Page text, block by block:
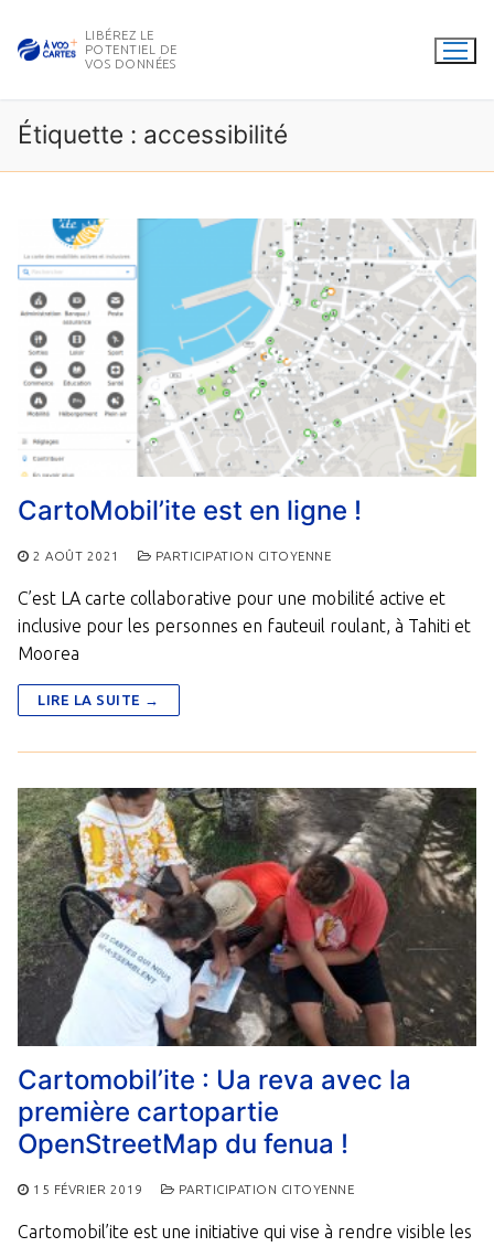
LIBÉREZ LE
POTENTIEL DE
VOS DONNÉES
Étiquette : accessibilité
CartoMobil’ite est en ligne !
2 AOÛT 2021 PARTICIPATION CITOYENNE
C’est LA carte collaborative pour une mobilité active et
inclusive pour les personnes en fauteuil roulant, à Tahiti et
Moorea
LIRE LA SUITE →
Cartomobil’ite : Ua reva avec la
première cartopartie
OpenStreetMap du fenua !
15 FÉVRIER 2019 PARTICIPATION CITOYENNE
Cartomobil’ite est une initiative qui vise à rendre visible les